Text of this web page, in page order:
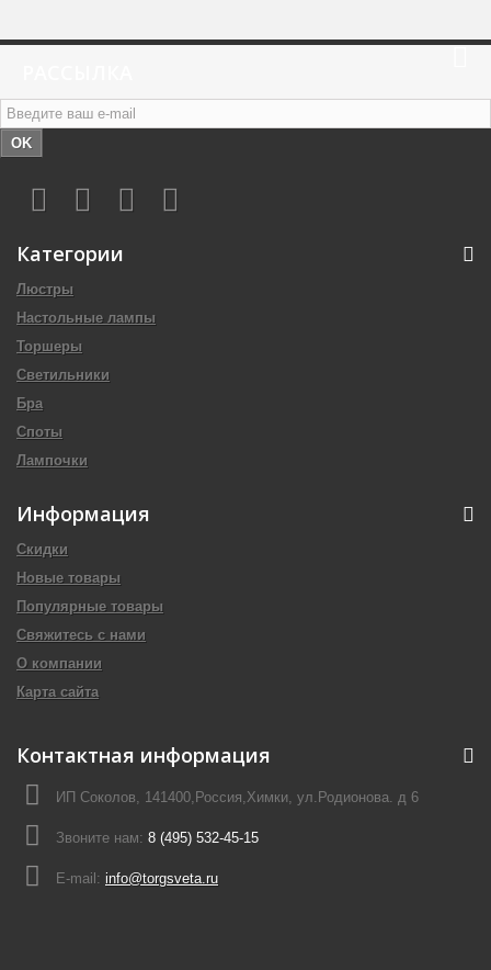
OK
Категории
Люстры
Настольные лампы
Торшеры
Светильники
Бра
Споты
Лампочки
Информация
Скидки
Новые товары
Популярные товары
Свяжитесь с нами
О компании
Карта сайта
Контактная информация
ИП Соколов, 141400,Россия,Химки, ул.Родионова. д 6
Звоните нам: 8 (495) 532-45-15
E-mail: info@torgsveta.ru